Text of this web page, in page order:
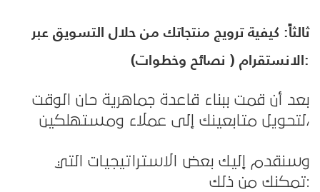
ثالثاً: كيفية ترويج منتجاتك من حلال التسويق عبر
الانستقرام ( نصائح وخطوات):
بعد أن قمت ببناء قاعدة جماهرية حان الوقت
لتحويل متابعينك إلى عملاء ومستهلكين،
وسنقدم إليك بعض الاستراتيجيات التي
تمكنك من ذلك: